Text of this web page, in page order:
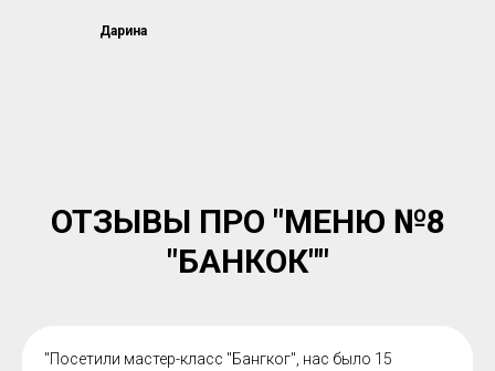
Дарина
ОТЗЫВЫ ПРО "МЕНЮ №8
"БАНКОК""
"Посетили мастер-класс "Бангког", нас было 15